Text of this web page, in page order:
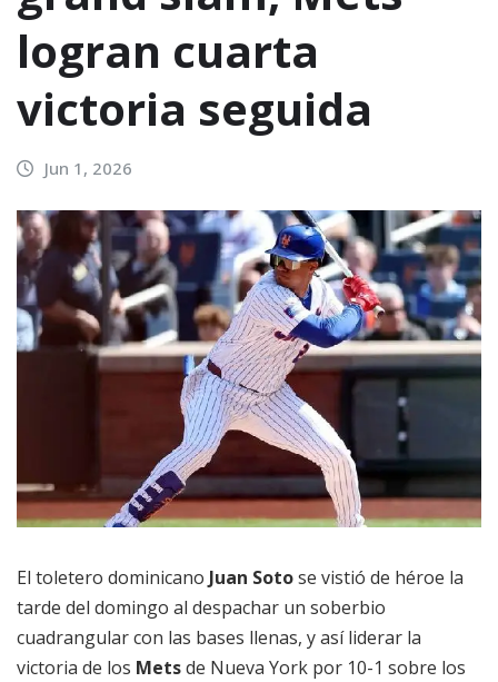
logran cuarta
victoria seguida
Jun 1, 2026
El toletero dominicano Juan Sotose vistió de héroe la
tarde del domingo al despachar un soberbio
cuadrangular con las bases llenas, y así liderar la
victoria de los Metsde Nueva York por 10-1 sobre los